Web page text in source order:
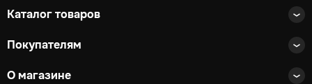
Каталог товаров
Покупателям
О магазине